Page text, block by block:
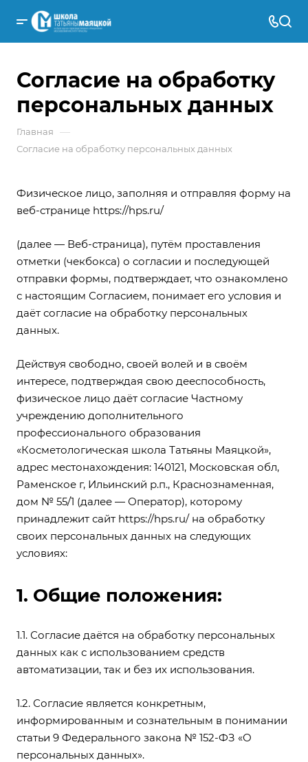
Согласие на обработку
персональных данных
Главная —
Согласие на обработку персональных данных
Физическое лицо, заполняя и отправляя форму на
веб-странице https://hps.ru/
(далее — Веб-страница), путём проставления
отметки (чекбокса) о согласии и последующей
отправки формы, подтверждает, что ознакомлено
с настоящим Согласием, понимает его условия и
даёт согласие на обработку персональных
данных.
Действуя свободно, своей волей и в своём
интересе, подтверждая свою дееспособность,
физическое лицо даёт согласие Частному
учреждению дополнительного
профессионального образования
«Косметологическая школа Татьяны Маяцкой»,
адрес местонахождения: 140121, Московская обл,
Раменское г, Ильинский р.п., Краснознаменная,
дом № 55/1 (далее — Оператор), которому
принадлежит сайт https://hps.ru/на обработку
своих персональных данных на следующих
условиях:
1. Общие положения:
1.1. Согласие даётся на обработку персональных
данных как с использованием средств
автоматизации, так и без их использования.
1.2. Согласие является конкретным,
информированным и сознательным в понимании
статьи 9 Федерального закона № 152-ФЗ «О
персональных данных».